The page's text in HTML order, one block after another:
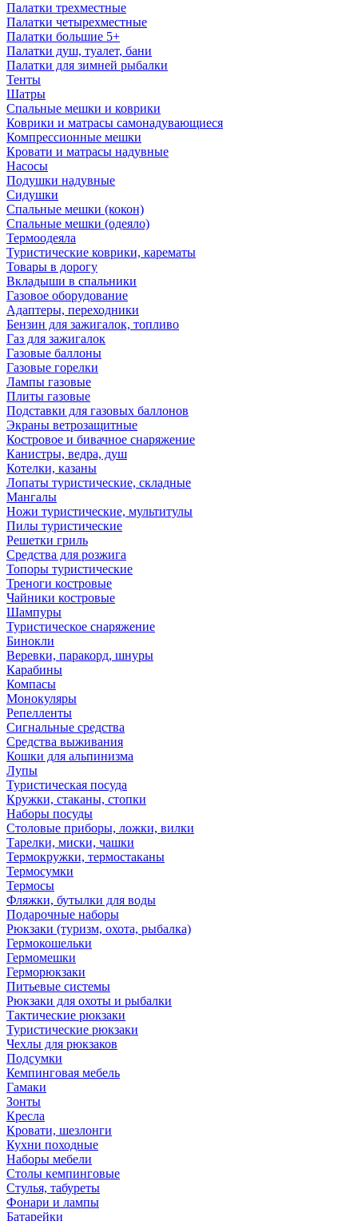
Палатки трехместные
Палатки четырехместные
Палатки большие 5+
Палатки душ, туалет, бани
Палатки для зимней рыбалки
Тенты
Шатры
Спальные мешки и коврики
Коврики и матрасы самонадувающиеся
Компрессионные мешки
Кровати и матрасы надувные
Насосы
Подушки надувные
Сидушки
Спальные мешки (кокон)
Спальные мешки (одеяло)
Термоодеяла
Туристические коврики, карематы
Товары в дорогу
Вкладыши в спальники
Газовое оборудование
Адаптеры, переходники
Бензин для зажигалок, топливо
Газ для зажигалок
Газовые баллоны
Газовые горелки
Лампы газовые
Плиты газовые
Подставки для газовых баллонов
Экраны ветрозащитные
Костровое и бивачное снаряжение
Канистры, ведра, душ
Котелки, казаны
Лопаты туристические, складные
Мангалы
Ножи туристические, мультитулы
Пилы туристические
Решетки гриль
Средства для розжига
Топоры туристические
Треноги костровые
Чайники костровые
Шампуры
Туристическое снаряжение
Бинокли
Веревки, паракорд, шнуры
Карабины
Компасы
Монокуляры
Репелленты
Сигнальные средства
Средства выживания
Кошки для альпинизма
Лупы
Туристическая посуда
Кружки, стаканы, стопки
Наборы посуды
Столовые приборы, ложки, вилки
Тарелки, миски, чашки
Термокружки, термостаканы
Термосумки
Термосы
Фляжки, бутылки для воды
Подарочные наборы
Рюкзаки (туризм, охота, рыбалка)
Гермокошельки
Гермомешки
Герморюкзаки
Питьевые системы
Рюкзаки для охоты и рыбалки
Тактические рюкзаки
Туристические рюкзаки
Чехлы для рюкзаков
Подсумки
Кемпинговая мебель
Гамаки
Зонты
Кресла
Кровати, шезлонги
Кухни походные
Наборы мебели
Столы кемпинговые
Стулья, табуреты
Фонари и лампы
Батарейки